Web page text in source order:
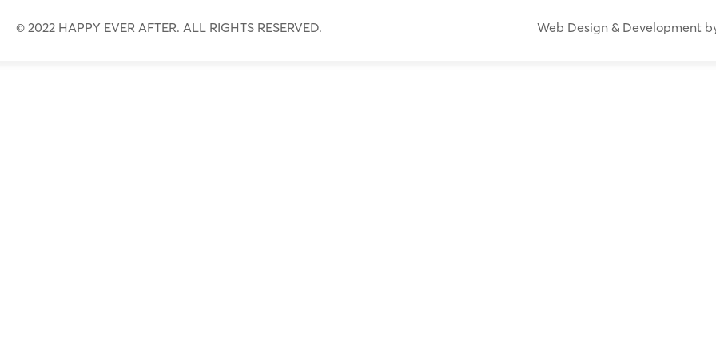
© 2022 HAPPY EVER AFTER. ALL RIGHTS RESERVED. Web Design & Development